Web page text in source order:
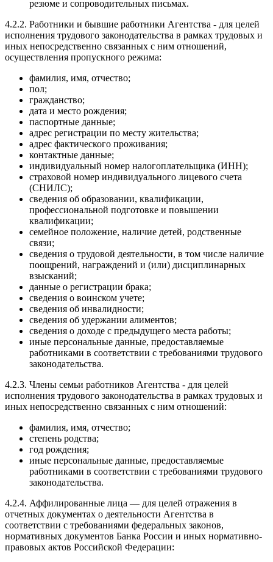
резюме и сопроводительных письмах.
4.2.2. Работники и бывшие работники Агентства - для целей
исполнения трудового законодательства в рамках трудовых и
иных непосредственно связанных с ним отношений,
осуществления пропускного режима:
фамилия, имя, отчество;
пол;
гражданство;
дата и место рождения;
паспортные данные;
адрес регистрации по месту жительства;
адрес фактического проживания;
контактные данные;
индивидуальный номер налогоплательщика (ИНН);
страховой номер индивидуального лицевого счета
(СНИЛС);
сведения об образовании, квалификации,
профессиональной подготовке и повышении
квалификации;
семейное положение, наличие детей, родственные
связи;
сведения о трудовой деятельности, в том числе наличие
поощрений, награждений и (или) дисциплинарных
взысканий;
данные о регистрации брака;
сведения о воинском учете;
сведения об инвалидности;
сведения об удержании алиментов;
сведения о доходе с предыдущего места работы;
иные персональные данные, предоставляемые
работниками в соответствии с требованиями трудового
законодательства.
4.2.3. Члены семьи работников Агентства - для целей
исполнения трудового законодательства в рамках трудовых и
иных непосредственно связанных с ним отношений:
фамилия, имя, отчество;
степень родства;
год рождения;
иные персональные данные, предоставляемые
работниками в соответствии с требованиями трудового
законодательства.
4.2.4. Аффилированные лица — для целей отражения в
отчетных документах о деятельности Агентства в
соответствии с требованиями федеральных законов,
нормативных документов Банка России и иных нормативно-
правовых актов Российской Федерации: